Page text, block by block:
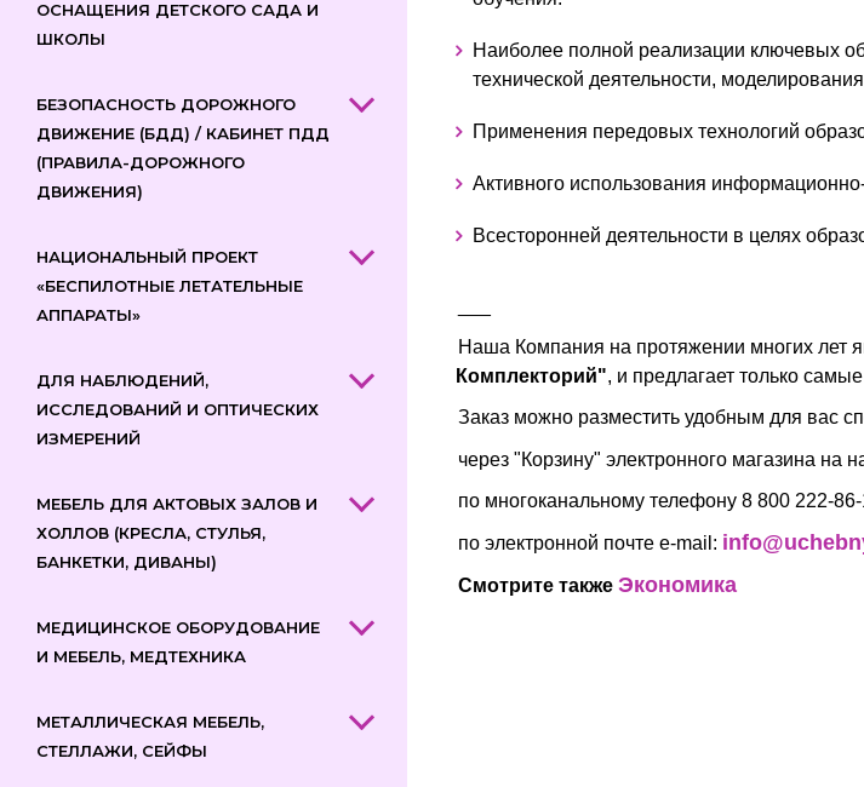
ОСНАЩЕНИЯ ДЕТСКОГО САДА И
ШКОЛЫ
БЕЗОПАСНОСТЬ ДОРОЖНОГО
ДВИЖЕНИЕ (БДД) / КАБИНЕТ ПДД
(ПРАВИЛА-ДОРОЖНОГО
ДВИЖЕНИЯ)
НАЦИОНАЛЬНЫЙ ПРОЕКТ
«БЕСПИЛОТНЫЕ ЛЕТАТЕЛЬНЫЕ
АППАРАТЫ»
ДЛЯ НАБЛЮДЕНИЙ,
ИССЛЕДОВАНИЙ И ОПТИЧЕСКИХ
ИЗМЕРЕНИЙ
МЕБЕЛЬ ДЛЯ АКТОВЫХ ЗАЛОВ И
ХОЛЛОВ (КРЕСЛА, СТУЛЬЯ,
БАНКЕТКИ, ДИВАНЫ)
МЕДИЦИНСКОЕ ОБОРУДОВАНИЕ
И МЕБЕЛЬ, МЕДТЕХНИКА
МЕТАЛЛИЧЕСКАЯ МЕБЕЛЬ,
СТЕЛЛАЖИ, СЕЙФЫ
Наиболее полной реализации ключевых
технической деятельности,
Применения передовых технологий
Активного использования
Всесторонней деятельности в целях
Наша Компания на протяжении многих лет
Комплекторий", и предлагает только
Заказ можно разместить удобным для вас
через "Корзину" электронного магазина на
по многоканальному телефону 8 800 222-
по электронной почте e-mail:
Смотрите также Экономика